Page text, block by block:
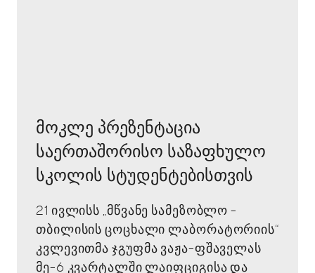
მოკლე პრეზენტაცია
საერთაშორისო საზაფხულო
სკოლის სტუდენტებისთვის
21 ივლისს „მწვანე სამეზობლო -
თბილისის ცოცხალი ლაბორატორიის“
კვლევითმა ჯგუფმა ვაჟა-ფშაველას
მე-6 კვარტალში ლაიფციგისა და